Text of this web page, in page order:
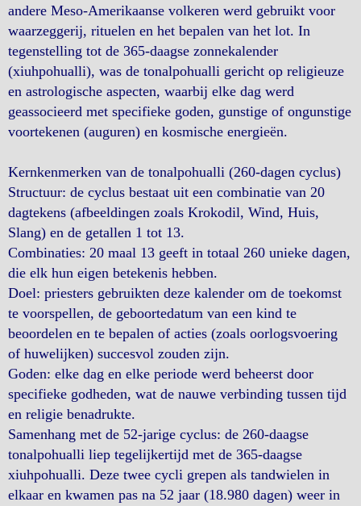
andere Meso-Amerikaanse volkeren werd gebruikt voor
waarzeggerij, rituelen en het bepalen van het lot. In
tegenstelling tot de 365-daagse zonnekalender
(xiuhpohualli), was de tonalpohualli gericht op religieuze
en astrologische aspecten, waarbij elke dag werd
geassocieerd met specifieke goden, gunstige of ongunstige
voortekenen (auguren) en kosmische energieën.
Kernkenmerken van de tonalpohualli (260-dagen cyclus)
Structuur: de cyclus bestaat uit een combinatie van 20
dagtekens (afbeeldingen zoals Krokodil, Wind, Huis,
Slang) en de getallen 1 tot 13.
Combinaties: 20 maal 13 geeft in totaal 260 unieke dagen,
die elk hun eigen betekenis hebben.
Doel: priesters gebruikten deze kalender om de toekomst
te voorspellen, de geboortedatum van een kind te
beoordelen en te bepalen of acties (zoals oorlogsvoering
of huwelijken) succesvol zouden zijn.
Goden: elke dag en elke periode werd beheerst door
specifieke godheden, wat de nauwe verbinding tussen tijd
en religie benadrukte.
Samenhang met de 52-jarige cyclus: de 260-daagse
tonalpohualli liep tegelijkertijd met de 365-daagse
xiuhpohualli. Deze twee cycli grepen als tandwielen in
elkaar en kwamen pas na 52 jaar (18.980 dagen) weer in